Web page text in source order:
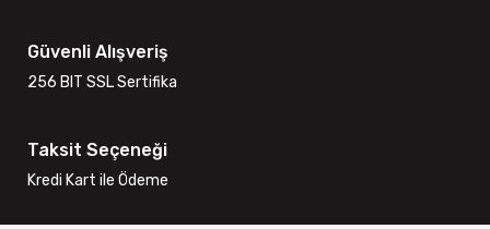
Güvenli Alışveriş
256 BIT SSL Sertifika
Taksit Seçeneği
Kredi Kart ile Ödeme